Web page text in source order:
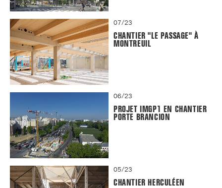
07/23
CHANTIER "LE PASSAGE" À
MONTREUIL
06/23
PROJET IMGP1 EN CHANTIER
PORTE BRANCION
05/23
CHANTIER HERCULÉEN